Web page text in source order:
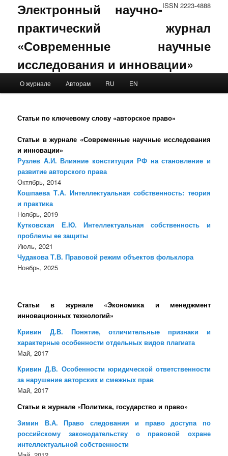
ISSN 2223-4888
Электронный научно-
практический журнал
«Современные научные
исследования и инновации»
Skip to primary content
Skip to secondary content
О журнале Авторам RU EN
Статьи по ключевому слову «авторское право»
Статьи в журнале «Современные научные исследования
и инновации»
Рузлев А.И. Влияние конституции РФ на становление и
развитие авторского права
Октябрь, 2014
Кошпаева Т.А. Интеллектуальная собственность: теория
и практика
Ноябрь, 2019
Кутковская Е.Ю. Интеллектуальная собственность и
проблемы ее защиты
Июль, 2021
Чудакова Т.В. Правовой режим объектов фольклора
Ноябрь, 2025
Статьи в журнале «Экономика и менеджмент
инновационных технологий»
Кривин Д.В. Понятие, отличительные признаки и
характерные особенности отдельных видов плагиата
Май, 2017
Кривин Д.В. Особенности юридической ответственности
за нарушение авторских и смежных прав
Май, 2017
Статьи в журнале «Политика, государство и право»
Зимин В.А. Право следования и право доступа по
российскому законодательству о правовой охране
интеллектуальной собственности